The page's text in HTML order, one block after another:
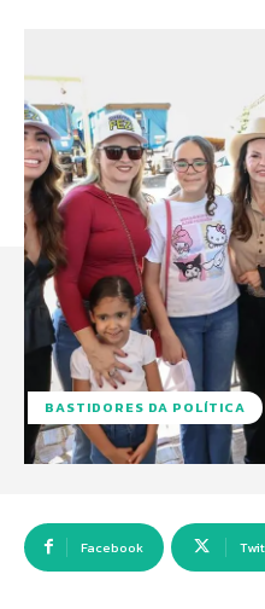
BASTIDORES DA POLÍTICA
Facebook